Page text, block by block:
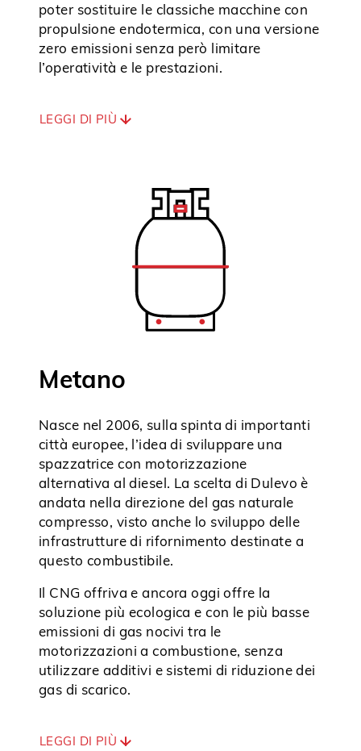
poter sostituire le classiche macchine con
propulsione endotermica, con una versione
zero emissioni senza però limitare
l’operatività e le prestazioni.
LEGGI DI PIÙ
Metano
Nasce nel 2006, sulla spinta di importanti
città europee, l’idea di sviluppare una
spazzatrice con motorizzazione
alternativa al diesel. La scelta di Dulevo è
andata nella direzione del gas naturale
compresso, visto anche lo sviluppo delle
infrastrutture di rifornimento destinate a
questo combustibile.
Il CNG offriva e ancora oggi offre la
soluzione più ecologica e con le più basse
emissioni di gas nocivi tra le
motorizzazioni a combustione, senza
utilizzare additivi e sistemi di riduzione dei
gas di scarico.
LEGGI DI PIÙ